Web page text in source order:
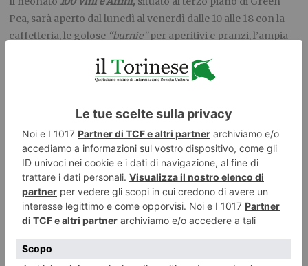
Pea, sarà aperto dal lunedì al venerdì dalle 10 alle 18 con la
caffetteria, le golose “burnie”per aperitivi e pranzi, l’ampia
Baladin e le creative proposte di cocktail.
Affini San Salvario
week-end dalle 12 alle 18 incentrando la propria proposta
nell’ormai riconosciuta e consolidata“esperienza Affini”:a
pranzo e nei pomeriggi di sabato e domenica, infatti, sarà
possibile godersi cocktail d’autore ideati dal bar manager
Michele Marzella con il suo staff e innovativi food pairing
tutti da assaporare.Affini Porta Palazzo Riv.2 in Piazza della
Repubblica 3 si trasformerà invece in un vero e
propriotemporary storeAffini: accanto al servizio di
caffetteria e asporto sarà infatti possibile acquistare tutte